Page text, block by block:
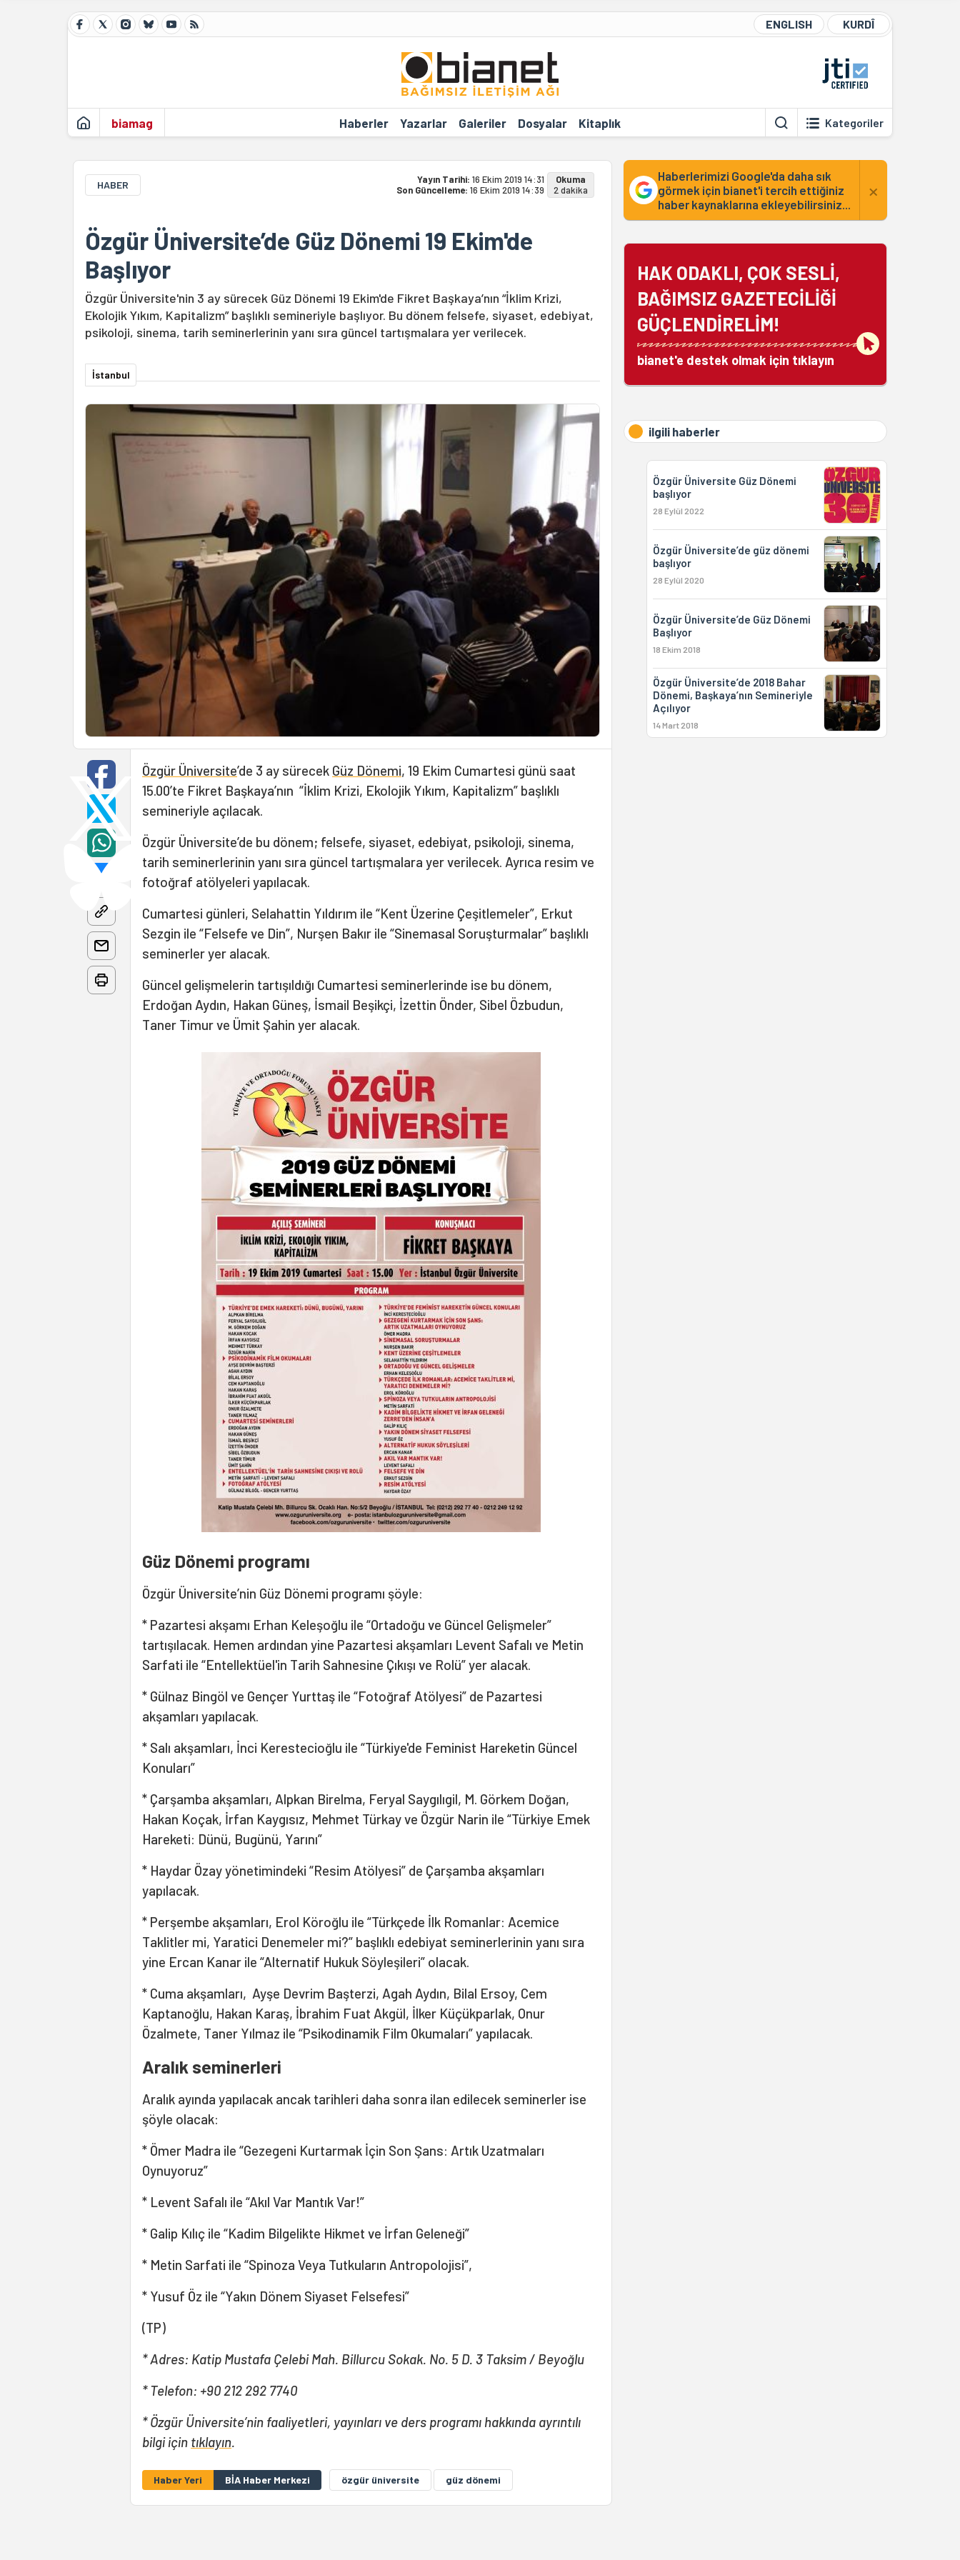
ENGLISH KURDÎ
biamag Haberler Yazarlar Galeriler Dosyalar Kitaplık Kategoriler
HABER Yayın Tarihi: 16 Ekim 2019 14:31
Son Güncelleme: 16 Ekim 2019 14:39
Okuma
2 dakika
Özgür Üniversite’de Güz Dönemi 19 Ekim'de
Başlıyor
Özgür Üniversite'nin 3 ay sürecek Güz Dönemi 19 Ekim'de Fikret Başkaya’nın “İklim Krizi,
Ekolojik Yıkım, Kapitalizm” başlıklı semineriyle başlıyor. Bu dönem felsefe, siyaset, edebiyat,
psikoloji, sinema, tarih seminerlerinin yanı sıra güncel tartışmalara yer verilecek.
İstanbul
Özgür Üniversite’de 3 ay sürecek Güz Dönemi, 19 Ekim Cumartesi günü saat
15.00’te Fikret Başkaya’nın “İklim Krizi, Ekolojik Yıkım, Kapitalizm” başlıklı
semineriyle açılacak.
Özgür Üniversite’de bu dönem; felsefe, siyaset, edebiyat, psikoloji, sinema,
tarih seminerlerinin yanı sıra güncel tartışmalara yer verilecek. Ayrıca resim ve
fotoğraf atölyeleri yapılacak.
Cumartesi günleri, Selahattin Yıldırım ile “Kent Üzerine Çeşitlemeler”, Erkut
Sezgin ile “Felsefe ve Din”, Nurşen Bakır ile “Sinemasal Soruşturmalar” başlıklı
seminerler yer alacak.
Güncel gelişmelerin tartışıldığı Cumartesi seminerlerinde ise bu dönem,
Erdoğan Aydın, Hakan Güneş, İsmail Beşikçi, İzettin Önder, Sibel Özbudun,
Taner Timur ve Ümit Şahin yer alacak.
Güz Dönemi programı
Özgür Üniversite’nin Güz Dönemi programı şöyle:
* Pazartesi akşamı Erhan Keleşoğlu ile “Ortadoğu ve Güncel Gelişmeler”
tartışılacak. Hemen ardından yine Pazartesi akşamları Levent Safalı ve Metin
Sarfati ile “Entellektüel'in Tarih Sahnesine Çıkışı ve Rolü” yer alacak.
* Gülnaz Bingöl ve Gençer Yurttaş ile “Fotoğraf Atölyesi” de Pazartesi
akşamları yapılacak.
* Salı akşamları, İnci Kerestecioğlu ile “Türkiye'de Feminist Hareketin Güncel
Konuları”
* Çarşamba akşamları, Alpkan Birelma, Feryal Saygılıgil, M. Görkem Doğan,
Hakan Koçak, İrfan Kaygısız, Mehmet Türkay ve Özgür Narin ile “Türkiye Emek
Hareketi: Dünü, Bugünü, Yarını”
* Haydar Özay yönetimindeki “Resim Atölyesi” de Çarşamba akşamları
yapılacak.
* Perşembe akşamları, Erol Köroğlu ile “Türkçede İlk Romanlar: Acemice
Taklitler mi, Yaratici Denemeler mi?” başlıklı edebiyat seminerlerinin yanı sıra
yine Ercan Kanar ile “Alternatif Hukuk Söyleşileri” olacak.
* Cuma akşamları, Ayşe Devrim Başterzi, Agah Aydın, Bilal Ersoy, Cem
Kaptanoğlu, Hakan Karaş, İbrahim Fuat Akgül, İlker Küçükparlak, Onur
Özalmete, Taner Yılmaz ile “Psikodinamik Film Okumaları” yapılacak.
Aralık seminerleri
Aralık ayında yapılacak ancak tarihleri daha sonra ilan edilecek seminerler ise
şöyle olacak:
* Ömer Madra ile “Gezegeni Kurtarmak İçin Son Şans: Artık Uzatmaları
Oynuyoruz”
* Levent Safalı ile “Akıl Var Mantık Var!”
* Galip Kılıç ile “Kadim Bilgelikte Hikmet ve İrfan Geleneği”
* Metin Sarfati ile “Spinoza Veya Tutkuların Antropolojisi”,
* Yusuf Öz ile “Yakın Dönem Siyaset Felsefesi”
(TP)
* Adres: Katip Mustafa Çelebi Mah. Billurcu Sokak. No. 5 D. 3 Taksim / Beyoğlu
* Telefon: +90 212 292 7740
* Özgür Üniversite’nin faaliyetleri, yayınları ve ders programı hakkında ayrıntılı
bilgi için tıklayın.
Haber Yeri BİA Haber Merkezi özgür üniversite güz dönemi
Haberlerimizi Google'da daha sık
görmek için bianet'i tercih ettiğiniz
haber kaynaklarına ekleyebilirsiniz...
×
HAK ODAKLI, ÇOK SESLİ,
BAĞIMSIZ GAZETECİLİĞİ
GÜÇLENDİRELİM!
bianet'e destek olmak için tıklayın
ilgili haberler
Özgür Üniversite Güz Dönemi
başlıyor
28 Eylül 2022
Özgür Üniversite’de güz dönemi
başlıyor
28 Eylül 2020
Özgür Üniversite’de Güz Dönemi
Başlıyor
18 Ekim 2018
Özgür Üniversite’de 2018 Bahar
Dönemi, Başkaya’nın Semineriyle
Açılıyor
14 Mart 2018